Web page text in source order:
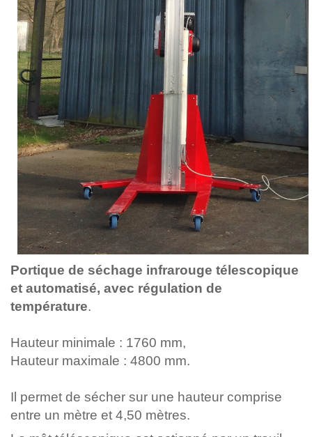
Portique de séchage infrarouge télescopique
et automatisé, avec régulation de
température.
Hauteur minimale : 1760 mm,
Hauteur maximale : 4800 mm.
Il permet de sécher sur une hauteur comprise
entre un mètre et 4,50 mètres.